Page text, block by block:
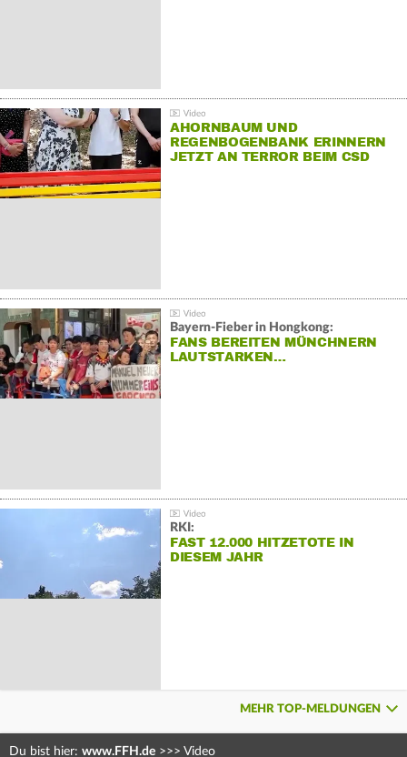
AHORNBAUM UND
REGENBOGENBANK ERINNERN
JETZT AN TERROR BEIM CSD
Bayern-Fieber in Hongkong:
FANS BEREITEN MÜNCHNERN
LAUTSTARKEN…
RKI:
FAST 12.000 HITZETOTE IN
DIESEM JAHR
MEHR TOP-MELDUNGEN
Du bist hier: www.FFH.de >>> Video